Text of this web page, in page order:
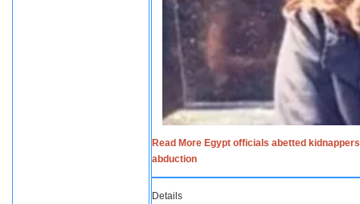
Read More Egypt officials abetted
abduction
Details